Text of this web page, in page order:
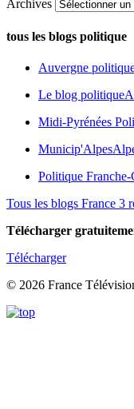
Archives
tous les blogs politique
Auvergne
Le blog politique
Midi-Pyrénées
Municip'Alpes
Politique Franche-
Tous les blogs France 3
Télécharger
Télécharger
© 2026 France